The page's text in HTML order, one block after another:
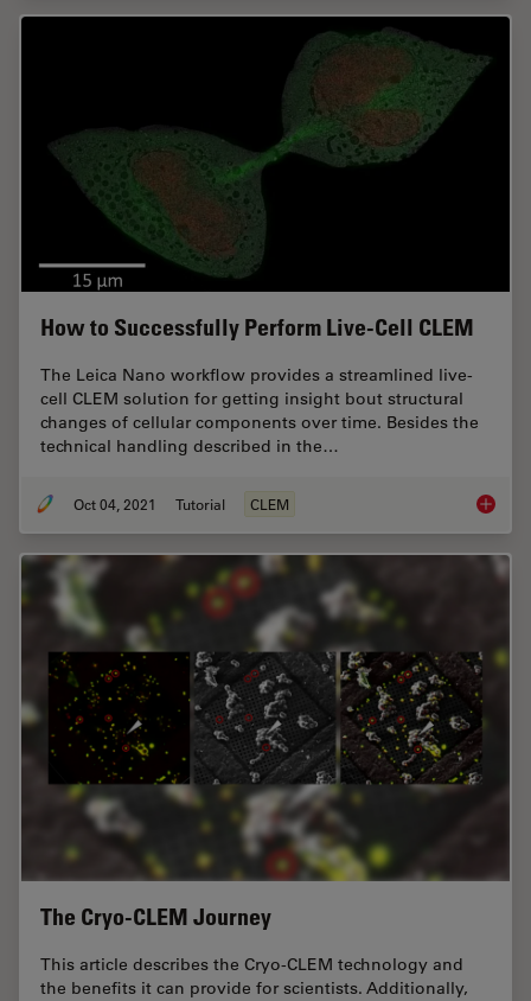
How to Successfully Perform Live-Cell CLEM
The Leica Nano workflow provides a streamlined live-
cell CLEM solution for getting insight bout structural
changes of cellular components over time. Besides the
technical handling described in the…
Oct 04, 2021 Tutorial CLEM How to
The Cryo-CLEM Journey
This article describes the Cryo-CLEM technology and
the benefits it can provide for scientists. Additionally,